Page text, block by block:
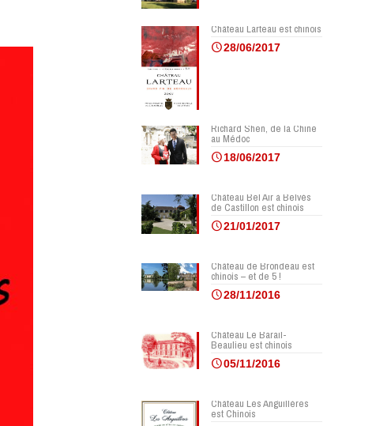
Château Larteau est chinois
28/06/2017
Richard Shen, de la Chine
au Médoc
18/06/2017
Château Bel Air à Belvès
de Castillon est chinois
21/01/2017
Château de Brondeau est
chinois – et de 5 !
28/11/2016
Château Le Barail-
Beaulieu est chinois
05/11/2016
Château Les Anguillères
est Chinois